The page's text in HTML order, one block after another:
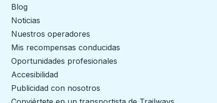
Blog
Noticias
Nuestros operadores
Mis recompensas conducidas
Oportunidades profesionales
Accesibilidad
Publicidad con nosotros